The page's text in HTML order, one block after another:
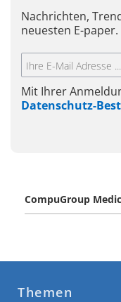
Nachrichten,
neuesten E-paper.
Mit Ihrer
Datenschutz-
CompuGroup
Themen